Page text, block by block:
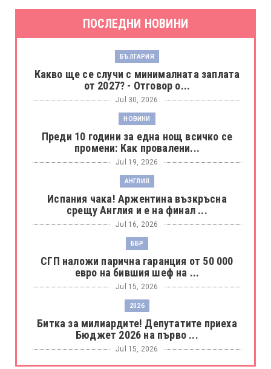
ПОСЛЕДНИ НОВИНИ
БЪЛГАРИЯ
Какво ще се случи с минималната заплата
от 2027? - Отговор о...
Jul 30, 2026
НОВИНИ
Преди 10 години за една нощ всичко се
промени: Как провалени...
Jul 19, 2026
АНГЛИЯ
Испания чака! Аржентина възкръсна
срещу Англия и е на финал ...
Jul 16, 2026
ББР
СГП наложи парична гаранция от 50 000
евро на бившия шеф на ...
Jul 15, 2026
2026
Битка за милиардите! Депутатите приеха
Бюджет 2026 на първо ...
Jul 15, 2026